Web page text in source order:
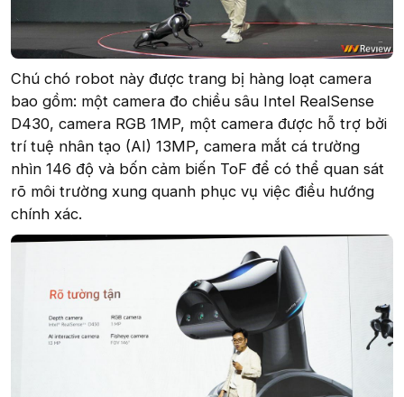
Chú chó robot này được trang bị hàng loạt camera
bao gồm: một camera đo chiều sâu Intel RealSense
D430, camera RGB 1MP, một camera được hỗ trợ bởi
trí tuệ nhân tạo (AI) 13MP, camera mắt cá trường
nhìn 146 độ và bốn cảm biến ToF để có thể quan sát
rõ môi trường xung quanh phục vụ việc điều hướng
chính xác.